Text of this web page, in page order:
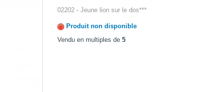
02202 - Jeune lion sur le dos***
Produit non disponible
Vendu en multiples de5